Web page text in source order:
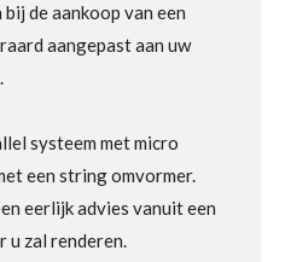
de aankoop van een
aangepast aan uw
systeem met micro
een string omvormer.
eerlijk advies vanuit een
u zal renderen.